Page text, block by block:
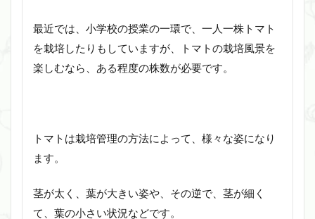
最近では、小学校の授業の一環で、一人一株トマト
を栽培したりもしていますが、トマトの栽培風景を
楽しむなら、ある程度の株数が必要です。
トマトは栽培管理の方法によって、様々な姿になり
ます。
茎が太く、葉が大きい姿や、その逆で、茎が細く
て、葉の小さい状況などです。